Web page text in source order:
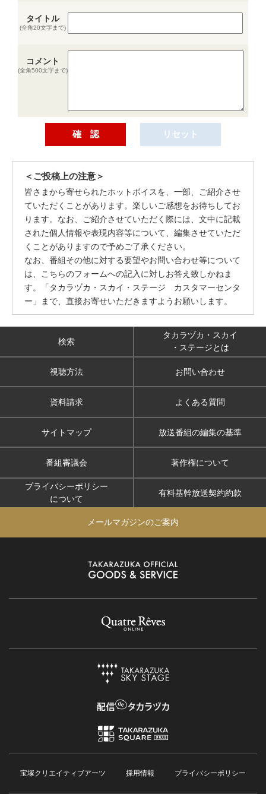
タイトル
(全角20文字まで)
コメント
(全角500文字まで)
＜ご投稿上の注意＞
皆さまから寄せられたホットボイスを、一部、ご紹介させ
ていただくことがあります。楽しいご感想をお待ちしてお
ります。なお、ご紹介させていただく際には、文中に記載
された個人情報や表現内容等について、編集させていただ
くことがありますので予めご了承ください。
なお、番組その他に対する要望やお問い合わせ等について
は、こちらのフォームへの記入に対しお答え致しかねま
す。「タカラヅカ・スカイ・ステージ カスタマーセンタ
ー」まで、直接お寄せいただきますようお願いします。
検索
タカラヅカ・スカイ
・ステージとは
視聴方法 お問い合わせ
資料請求 よくある質問
サイトマップ 放送番組の編集の基準
番組審議会 著作権について
プライバシーポリシー
について
有料基幹放送契約約款
メールマガジンのご案内
宝塚クリエイティブアーツ 採用情報 プライバシーポリシー